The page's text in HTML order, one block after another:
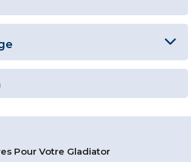
Pour Votre Gladiator